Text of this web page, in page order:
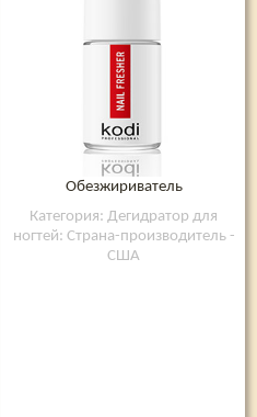
Обезжириватель
Категория: Дегидратор для
ногтей: Страна-производитель -
США